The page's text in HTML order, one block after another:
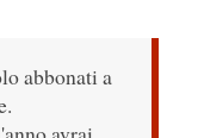
abbonati a